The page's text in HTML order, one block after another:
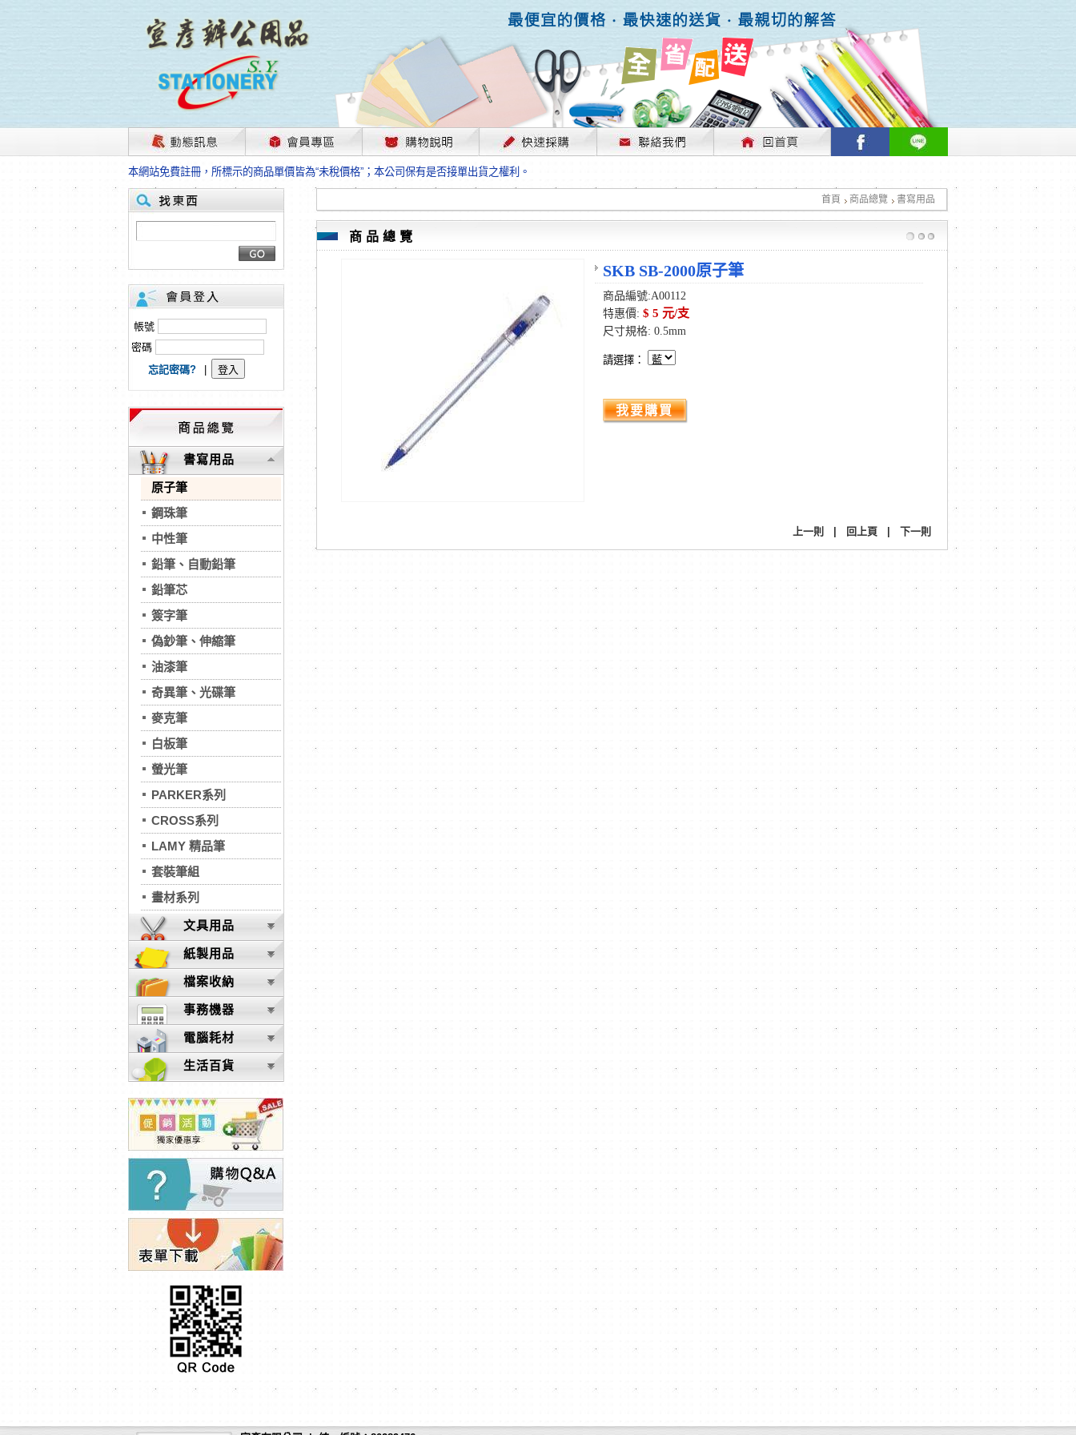
茲因國際情勢變化石油及塑化原物料波動漲幅甚大，部份上游供應商已採取封盤及暫停出貨因應，故本公司價格將視工廠原物料行情做適時的調整，不便之處敬請見諒！
本網站免費註冊，所標示的商品單價皆為“未稅價格”；本公司保有是否接單出貨之權利。
HP、EPSON、CANON原廠耗材價格浮動，下單前請先跟客服人員確認最新單價！
本網站免費註冊，所標示的商品單價皆為“未稅價格”；本公司保有是否接單出貨之權利。
匯款客戶請注意！因商品繁複來不及發現短缺，遂待客服人員跟您確認訂單無誤時再行匯款，避免後緒問題的衍生。
本網站免費註冊，所標示的商品單價皆為“未稅價格”；本公司保有是否接單出貨之權利。
茲因國際情勢變化石油及塑化原物料波動漲幅甚大，部份上游供應商已採取封盤及暫停出貨因應，故本公司價格將視工廠原物料行情做適時的調整，不便之處敬請見諒！
本網站免費註冊，所標示的商品單價皆為“未稅價格”；本公司保有是否接單出貨之權利。
HP、EPSON、CANON原廠耗材價格浮動，下單前請先跟客服人員確認最新單價！
本網站免費註冊，所標示的商品單價皆為“未稅價格”；本公司保有是否接單出貨之權利。
匯款客戶請注意！因商品繁複來不及發現短缺，遂待客服人員跟您確認訂單無誤時再行匯款，避免後緒問題的衍生。
本網站免費註冊，所標示的商品單價皆為“未稅價格”；本公司保有是否接單出貨之權利。
首頁 商品總覽 書寫用品
帳號
密碼
忘記密碼?
書寫用品
原子筆
鋼珠筆
中性筆
鉛筆、自動鉛筆
鉛筆芯
簽字筆
偽鈔筆、伸縮筆
油漆筆
奇異筆、光碟筆
麥克筆
白板筆
螢光筆
PARKER系列
CROSS系列
LAMY 精品筆
套裝筆組
畫材系列
文具用品
紙製用品
檔案收納
事務機器
電腦耗材
生活百貨
商品總覽
SKB SB-2000原子筆
商品編號:A00112
特惠價: $ 5 元/支
尺寸規格: 0.5mm
請選擇：
我要購買
上一則 回上頁 下一則